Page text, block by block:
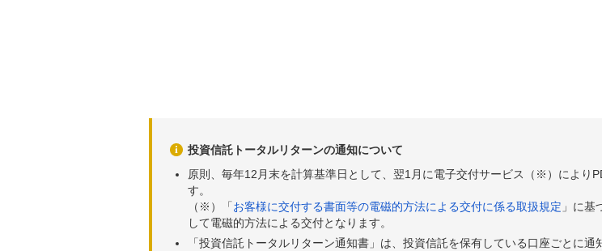
投資信託トータルリターンの通知について
原則、毎年12月末を計算基準日として、翌1月に電子交付サービス（※）により
す。
（※）「お客様に交付する書面等の電磁的方法による交付に係る取扱規定 」に基
して電磁的方法による交付となります。
「投資信託トータルリターン通知書」は、投資信託を保有している口座ごとに通